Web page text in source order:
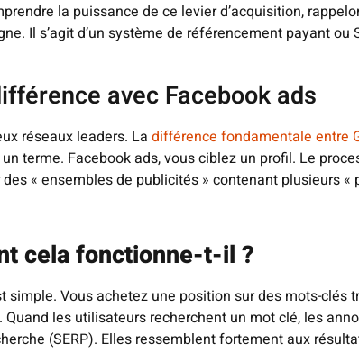
la puissance de ce levier d’acquisition,
Il s’agit d’un système de référencement payant
avec Facebook ads
réseaux leaders. La différence fondamentale entre
terme. Facebook ads, vous ciblez un profil. Le
« ensembles de publicités » contenant plusieurs
cela fonctionne-t-il ?
simple. Vous achetez une position sur des mots-
Quand les utilisateurs recherchent un mot clé, les
(SERP). Elles ressemblent fortement aux